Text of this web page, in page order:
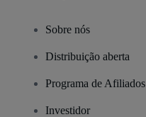
Sobre nós
Distribuição aberta
Programa de Afiliados
Investidor